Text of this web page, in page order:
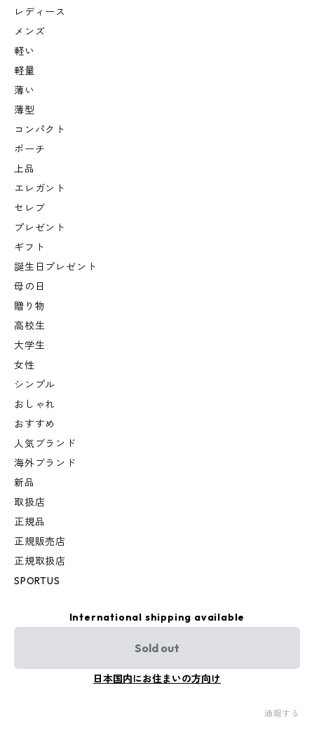
レディース
メンズ
軽い
軽量
薄い
薄型
コンパクト
ポーチ
上品
エレガント
セレブ
プレゼント
ギフト
誕生日プレゼント
母の日
贈り物
高校生
大学生
女性
シンプル
おしゃれ
おすすめ
人気ブランド
海外ブランド
新品
取扱店
正規品
正規販売店
正規取扱店
SPORTUS
International shipping available
Sold out
日本国内にお住まいの方向け
通報する